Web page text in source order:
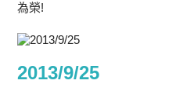
為榮!
2013/9/25